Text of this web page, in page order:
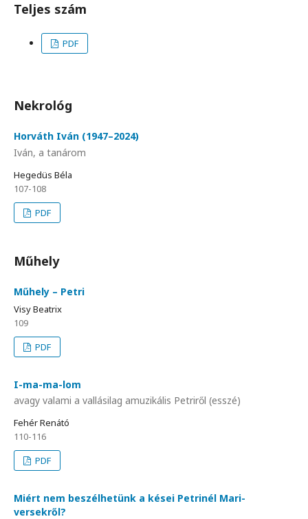
Teljes szám
PDF
Nekrológ
Horváth Iván (1947–2024)
Iván, a tanárom
Hegedüs Béla
107-108
PDF
Műhely
Műhely – Petri
Visy Beatrix
109
PDF
I-ma-ma-lom
avagy valami a vallásilag amuzikális Petriről (esszé)
Fehér Renátó
110-116
PDF
Miért nem beszélhetünk a kései Petrinél Mari-
versekről?